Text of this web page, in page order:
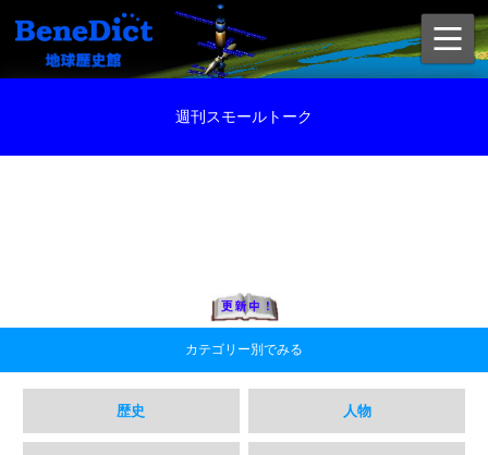
週刊スモールトーク
カテゴリー別でみる
歴史 人物